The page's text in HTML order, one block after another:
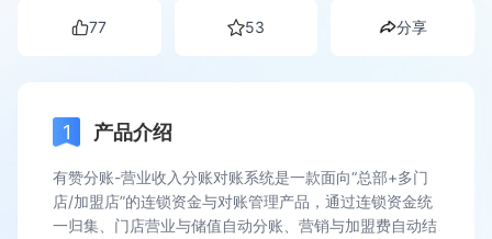
77 53 分享
产品介绍
有赞分账-营业收入分账对账系统是一款面向“总部+多门
店/加盟店”的连锁资金与对账管理产品，通过连锁资金统
一归集、门店营业与储值自动分账、营销与加盟费自动结